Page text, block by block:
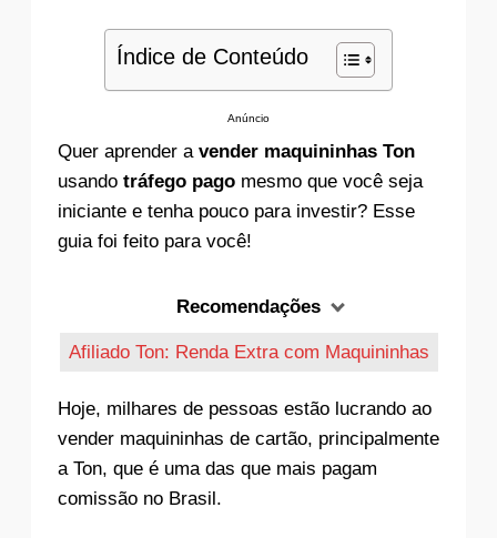
Índice de Conteúdo
Anúncio
Quer aprender a vender maquininhas Ton
usando tráfego pago mesmo que você seja
iniciante e tenha pouco para investir? Esse
guia foi feito para você!
Recomendações
Afiliado Ton: Renda Extra com Maquininhas
Hoje, milhares de pessoas estão lucrando ao
vender maquininhas de cartão, principalmente
a Ton, que é uma das que mais pagam
comissão no Brasil.